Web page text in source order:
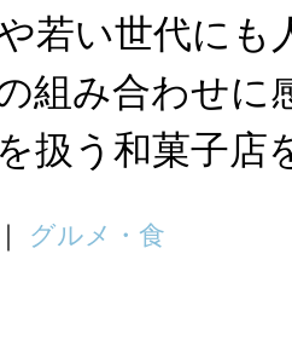
若い世代にも
組み合わせに
扱う和菓子店
グルメ・食